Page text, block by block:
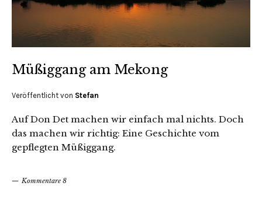
Müßiggang am Mekong
Veröffentlicht von Stefan
Auf Don Det machen wir einfach mal nichts. Doch
das machen wir richtig: Eine Geschichte vom
gepflegten Müßiggang.
Kommentare 8